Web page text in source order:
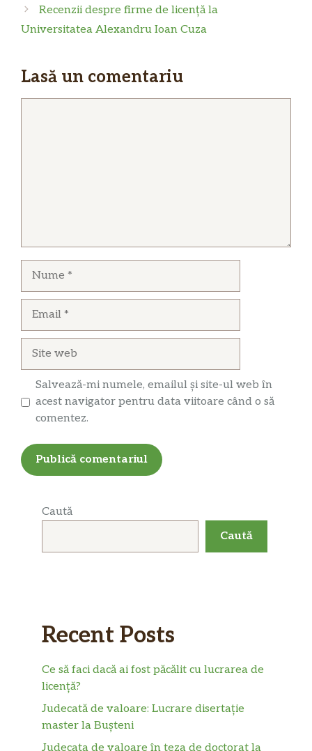
Recenzii despre firme de licență la
Universitatea Alexandru Ioan Cuza
Lasă un comentariu
Salvează-mi numele, emailul și site-ul web în
acest navigator pentru data viitoare când o să
comentez.
Caută
Caută
Recent Posts
Ce să faci dacă ai fost păcălit cu lucrarea de
licență?
Judecată de valoare: Lucrare disertație
master la Bușteni
Judecata de valoare în teza de doctorat la